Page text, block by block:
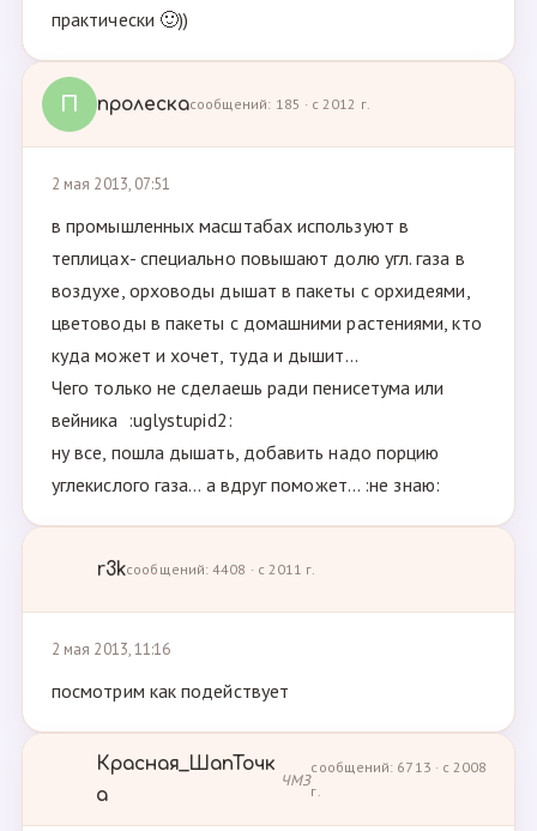
практически 🙂))
П пролескасообщений: 185 · с 2012 г.
2 мая 2013, 07:51
в промышленных масштабах используют в
теплицах- специально повышают долю угл. газа в
воздухе, орховоды дышат в пакеты с орхидеями,
цветоводы в пакеты с домашними растениями, кто
куда может и хочет, туда и дышит...
Чего только не сделаешь ради пенисетума или
вейника :uglystupid2:
ну все, пошла дышать, добавить надо порцию
углекислого газа... а вдруг поможет... :не знаю:
r3kсообщений: 4408 · с 2011 г.
2 мая 2013, 11:16
посмотрим как подействует
Красная_ШапТочк
а
ЧМЗ
сообщений: 6713 · с 2008
г.